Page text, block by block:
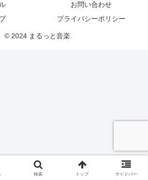
お問い合わせ
プライバシーポリシー
© 2024 まるっと音楽.
検索 トップ サイドバー